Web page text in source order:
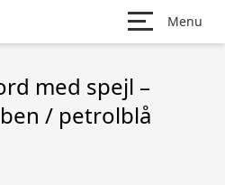
Menu
med spejl –
/ petrolblå